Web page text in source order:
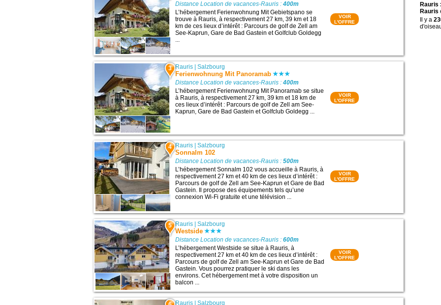
Distance Location de vacances-Rauris :400m
L’hébergement Ferienwohnung Mit Gebietspano se
trouve à Rauris, à respectivement 27 km, 39 km et 18
km de ces lieux d’intérêt : Parcours de golf de Zell am
See-Kaprun, Gare de Bad Gastein et Golfclub Goldegg
VOIR
L'OFFRE
3 Rauris |Salzbourg
Ferienwohnung Mit Panoramab
Distance Location de vacances-Rauris :400m
L’hébergement Ferienwohnung Mit Panoramab se situe
à Rauris, à respectivement 27 km, 39 km et 18 km de
ces lieux d’intérêt : Parcours de golf de Zell am See-
Kaprun, Gare de Bad Gastein et Golfclub Goldegg ...
VOIR
L'OFFRE
4 Rauris |Salzbourg
Sonnalm 102
Distance Location de vacances-Rauris :500m
L’hébergement Sonnalm 102 vous accueille à Rauris, à
respectivement 27 km et 40 km de ces lieux d’intérêt :
Parcours de golf de Zell am See-Kaprun et Gare de Bad
Gastein. Il propose des équipements tels qu’une
connexion Wi-Fi gratuite et une télévision ...
VOIR
L'OFFRE
5 Rauris |Salzbourg
Westside
Distance Location de vacances-Rauris :600m
L’hébergement Westside se situe à Rauris, à
respectivement 27 km et 40 km de ces lieux d’intérêt :
Parcours de golf de Zell am See-Kaprun et Gare de Bad
Gastein. Vous pourrez pratiquer le ski dans les
environs. Cet hébergement met à votre disposition un
balcon ...
VOIR
L'OFFRE
Rauris |Salzbourg
Rauris
Rauris
Il y a